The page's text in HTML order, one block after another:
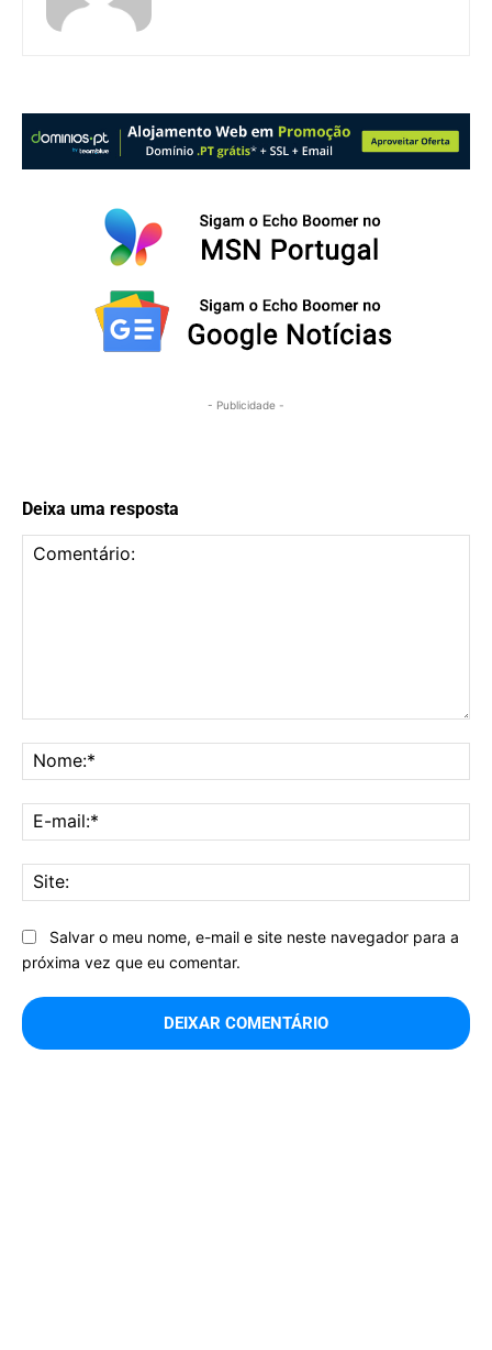
- Publicidade -
Deixa uma resposta
Salvar o meu nome, e-mail e site neste navegador para a
próxima vez que eu comentar.